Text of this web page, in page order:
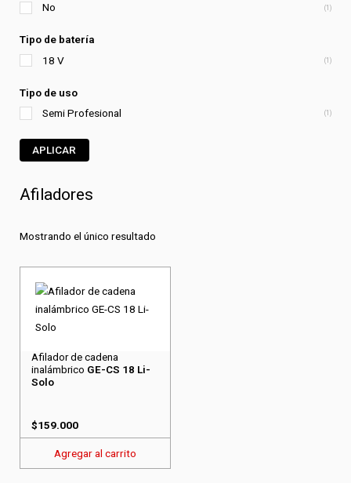
Afiladores
Mostrando el único resultado
Afilador de cadena
inalámbrico GE-CS 18 Li-
Solo
$159.000
Agregar al carrito
No
(1)
Tipo de batería
18 V
(1)
Tipo de uso
Semi Profesional
(1)
APLICAR